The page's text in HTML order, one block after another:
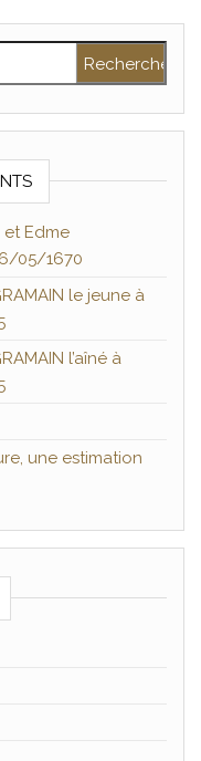
et Edme
05/1670
le jeune à
l’aîné à
une estimation